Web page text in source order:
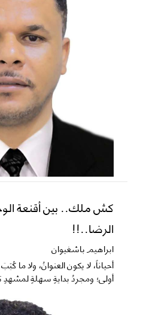
كش ملك.. بين أقنعة
الرضا..!!
ابراهيم باشغيوان
​أحياناً، لا يكون العنوانُ، ولا
أولى؛ ومجردُ بدايةٍ سهلةٍ لمشهدٍ